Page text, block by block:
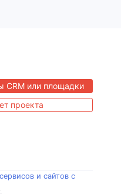
CRM или площадки
проекта
и сайтов с